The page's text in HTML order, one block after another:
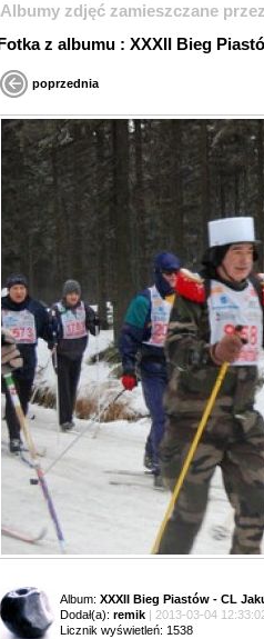
Albumy zdjęć zamieszczane
Fotka z albumu : XXXII Bieg
poprzednia
Album: XXXII Bieg Piastów - CL
Dodał(a): remik | 2013-03-04
Licznik wyświetleń: 1538